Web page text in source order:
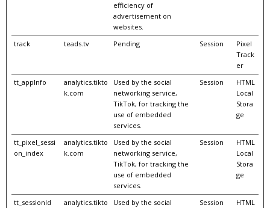
efficiency of
advertisement on
websites.
track teads.tv Pending Session
Pixel
Track
er
tt_appInfo
analytics.tikto
k.com
Used by the social
networking service,
TikTok, for tracking the
use of embedded
services.
Session
HTML
Local
Stora
ge
tt_pixel_sessi
on_index
analytics.tikto
k.com
Used by the social
networking service,
TikTok, for tracking the
use of embedded
services.
Session
HTML
Local
Stora
ge
tt_sessionId
analytics.tikto
Used by the social
Session
HTML